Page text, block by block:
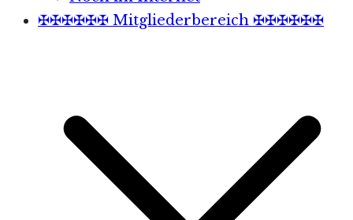
✠✠✠✠✠✠ Mitgliederbereich ✠✠✠✠✠✠